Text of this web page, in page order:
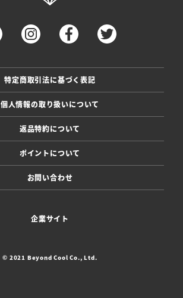
特定商取引法に基づく表記
個人情報の取り扱いについて
返品特約について
ポイントについて
お問い合わせ
企業サイト
© 2021 Beyond Cool Co., Ltd.